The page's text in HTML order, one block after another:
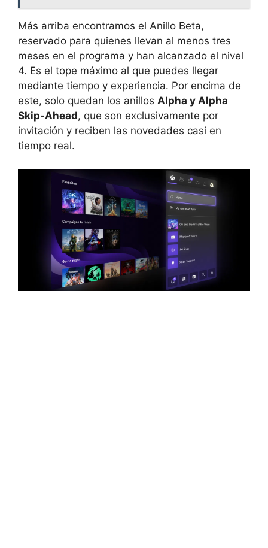
Más arriba encontramos el Anillo Beta,
reservado para quienes llevan al menos tres
meses en el programa y han alcanzado el nivel
4. Es el tope máximo al que puedes llegar
mediante tiempo y experiencia. Por encima de
este, solo quedan los anillos Alpha y Alpha
Skip-Ahead, que son exclusivamente por
invitación y reciben las novedades casi en
tiempo real.